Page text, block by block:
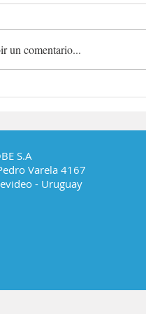
un comentario...
S.A
Varela 4167
- Uruguay